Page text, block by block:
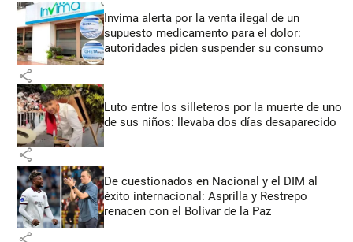
Invima alerta por la venta ilegal de un
supuesto medicamento para el dolor:
autoridades piden suspender su consumo
share
Luto entre los silleteros por la muerte de uno
de sus niños: llevaba dos días desaparecido
share
De cuestionados en Nacional y el DIM al
éxito internacional: Asprilla y Restrepo
renacen con el Bolívar de la Paz